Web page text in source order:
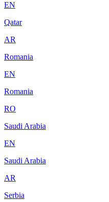
EN
Qatar
AR
Romania
EN
Romania
RO
Saudi Arabia
EN
Saudi Arabia
AR
Serbia